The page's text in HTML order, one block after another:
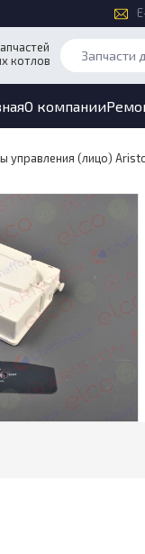
котлов
О компании
управления (лицо)